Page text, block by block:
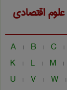
علوم اقتصادی
A | B | C |
K | L | M |
U | V | W |